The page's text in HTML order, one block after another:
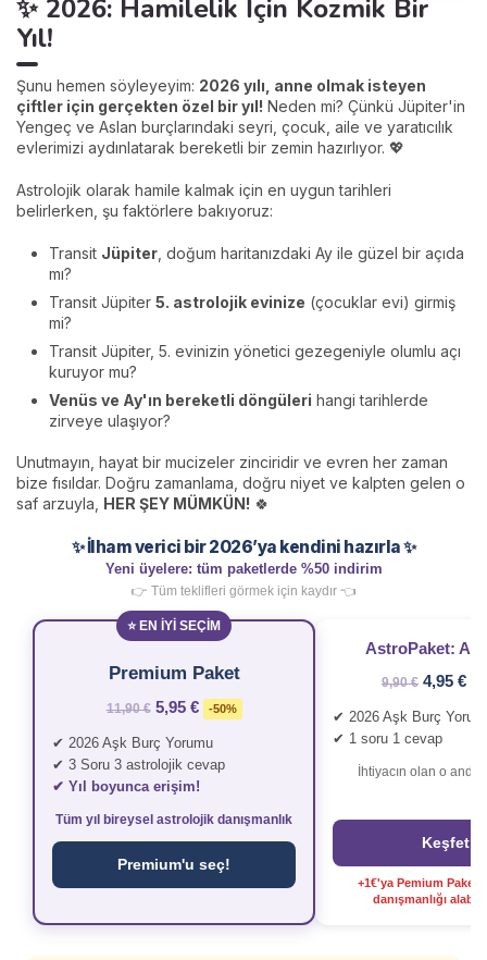
✨ 2026: Hamilelik İçin Kozmik Bir
Yıl!
Şunu hemen söyleyeyim: 2026 yılı, anne olmak isteyen
çiftler için gerçekten özel bir yıl! Neden mi? Çünkü Jüpiter'in
Yengeç ve Aslan burçlarındaki seyri, çocuk, aile ve yaratıcılık
evlerimizi aydınlatarak bereketli bir zemin hazırlıyor. 💖
Astrolojik olarak hamile kalmak için en uygun tarihleri
belirlerken, şu faktörlere bakıyoruz:
Transit Jüpiter , doğum haritanızdaki Ay ile güzel bir açıda
mı?
Transit Jüpiter 5. astrolojik evinize (çocuklar evi) girmiş
mi?
Transit Jüpiter, 5. evinizin yönetici gezegeniyle olumlu açı
kuruyor mu?
Venüs ve Ay'ın bereketli döngüleri hangi tarihlerde
zirveye ulaşıyor?
Unutmayın, hayat bir mucizeler zinciridir ve evren her zaman
bize fısıldar. Doğru zamanlama, doğru niyet ve kalpten gelen o
saf arzuyla, HER ŞEY MÜMKÜN! 🍀
✨ İlham verici bir 2026’ya kendini hazırla ✨
Yeni üyelere: tüm paketlerde %50 indirim
👉 Tüm teklifleri görmek için kaydır 👈
⭐ EN İYİ SEÇİM
Premium Paket
11,90 € 5,95 € -50%
✔ 2026 Aşk Burç Yorumu
✔ 3 Soru 3 astrolojik cevap
✔ Yıl boyunca erişim!
Tüm yıl bireysel astrolojik danışmanlık
Premium'u seç!
AstroPaket:
9,90 € 4,95 €
✔ 2026 Aşk Burç
✔ 1 soru 1 cevap
İhtiyacın olan o anda
Keşfet
+1€'ya Pemium Paket
danışmanlığı